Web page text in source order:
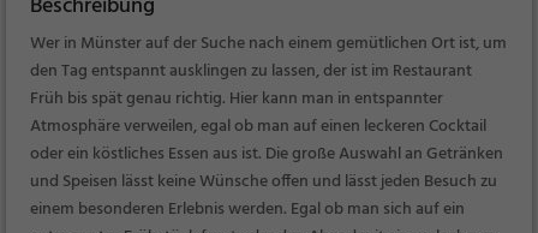
Wer in Münster auf der Suche nach einem gemütlichen Ort ist, um
den Tag entspannt ausklingen zu lassen, der ist im Restaurant
Früh bis spät genau richtig. Hier kann man in entspannter
Atmosphäre verweilen, egal ob man auf einen leckeren Cocktail
oder ein köstliches Essen aus ist. Die große Auswahl an Getränken
und Speisen lässt keine Wünsche offen und lässt jeden Besuch zu
einem besonderen Erlebnis werden. Egal ob man sich auf ein